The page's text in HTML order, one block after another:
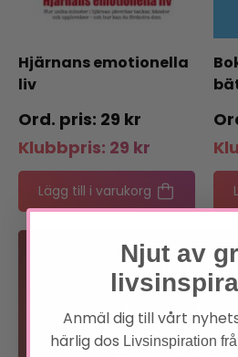
Hjärnans emotionella
liv
29 kr
Klubbpris: 29 kr
Lägg till i varukorg
Bli
Förtur till
Njut av
Anmäl dig till vårt
härlig dos Livsinspiration